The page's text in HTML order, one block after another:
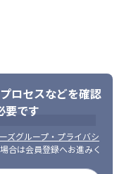
起点に考え、自ら問
業として本当に必要
自分ごととして拾いに
クトや組織を前に進め
ロセスなどを確認
要です
ズグループ・プライバシ
合は会員登録へお進みく